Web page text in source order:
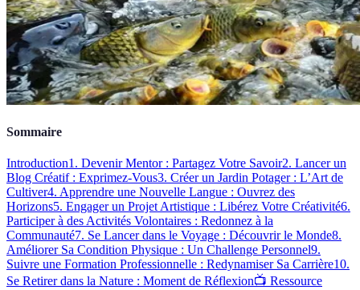
Sommaire
Introduction1. Devenir Mentor : Partagez Votre Savoir2. Lancer un
Blog Créatif : Exprimez-Vous3. Créer un Jardin Potager : L’Art de
Cultiver4. Apprendre une Nouvelle Langue : Ouvrez des
Horizons5. Engager un Projet Artistique : Libérez Votre Créativité6.
Participer à des Activités Volontaires : Redonnez à la
Communauté7. Se Lancer dans le Voyage : Découvrir le Monde8.
Améliorer Sa Condition Physique : Un Challenge Personnel9.
Suivre une Formation Professionnelle : Redynamiser Sa Carrière10.
Se Retirer dans la Nature : Moment de Réflexion📺 Ressource